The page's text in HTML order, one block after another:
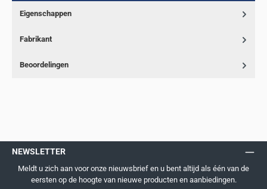
Eigenschappen
Fabrikant
Beoordelingen
NEWSLETTER
Meldt u zich aan voor onze nieuwsbrief en u bent altijd als één van de
eersten op de hoogte van nieuwe producten en aanbiedingen.